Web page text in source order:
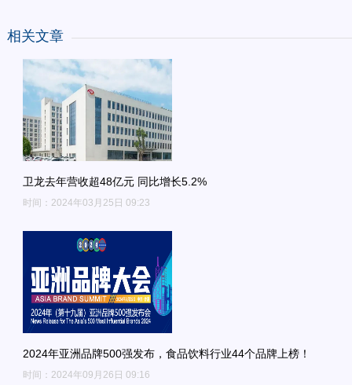
相关文章
​卫龙去年营收超48亿元 同比增长5.2%
时间：2024年03月25日 09:23
2024年亚洲品牌500强发布，食品饮料行业44个品牌上榜！
时间：2024年09月26日 09:16